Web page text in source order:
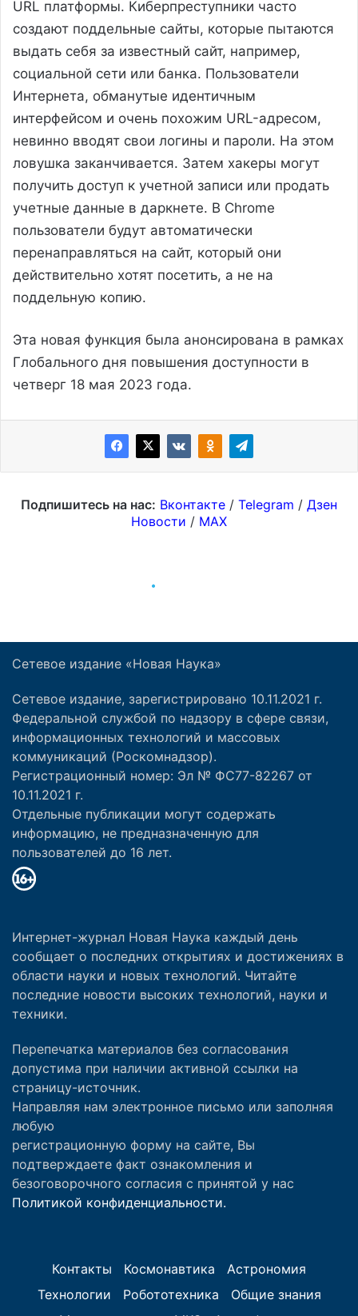
Сетевое издание «Новая Наука»
Сетевое издание, зарегистрировано 10.11.2021 г.
Федеральной службой по надзору в сфере связи,
информационных технологий и массовых
коммуникаций (Роскомнадзор).
Регистрационный номер: Эл № ФС77-82267 от
10.11.2021 г.
Отдельные публикации могут содержать
информацию, не предназначенную для
пользователей до 16 лет.
Интернет-журнал Новая Наука каждый день
сообщает о последних открытиях и достижениях в
области науки и новых технологий. Читайте
последние новости высоких технологий, науки и
техники.
Перепечатка материалов без согласования
допустима при наличии активной ссылки на
страницу-источник.
Направляя нам электронное письмо или заполняя
любую
регистрационную форму на сайте, Вы
подтверждаете факт ознакомления и
безоговорочного согласия с принятой у нас
Политикой конфиденциальности.
Контакты Космонавтика
Астрономия
Технологии
Робототехника
Общие знания